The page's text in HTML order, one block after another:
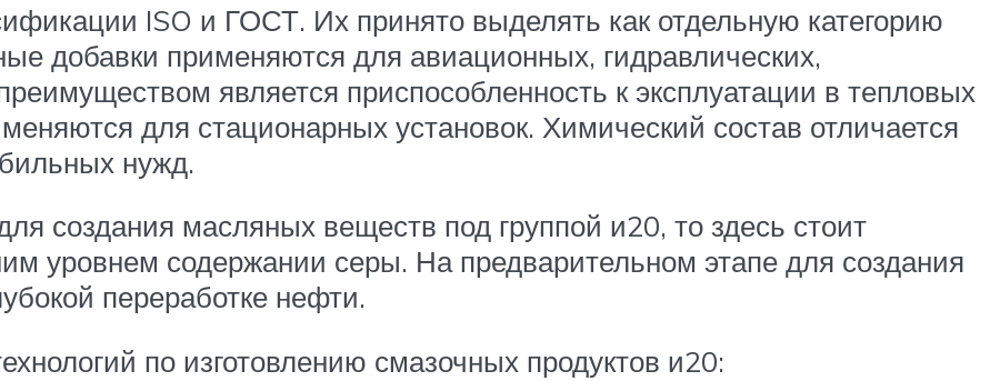
ISO и ГОСТ. Их принято выделять как отдельную категорию
добавки применяются для авиационных, гидравлических,
является приспособленность к эксплуатации в тепловых
для стационарных установок. Химический состав отличается
нужд.
создания масляных веществ под группой и20, то здесь стоит
уровнем содержании серы. На предварительном этапе для создания
переработке нефти.
по изготовлению смазочных продуктов и20: